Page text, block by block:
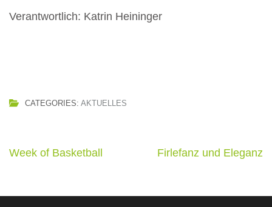
Verantwortlich: Katrin Heininger
CATEGORIES: AKTUELLES
Beitragsnavigation
Week of Basketball Firlefanz und Eleganz